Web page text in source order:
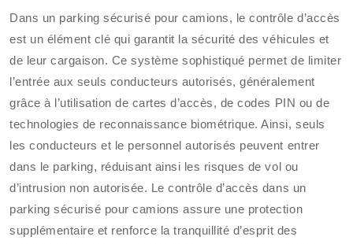
Dans un parking sécurisé pour camions, le contrôle d’accès
est un élément clé qui garantit la sécurité des véhicules et
de leur cargaison. Ce système sophistiqué permet de limiter
l’entrée aux seuls conducteurs autorisés, généralement
grâce à l’utilisation de cartes d’accès, de codes PIN ou de
technologies de reconnaissance biométrique. Ainsi, seuls
les conducteurs et le personnel autorisés peuvent entrer
dans le parking, réduisant ainsi les risques de vol ou
d’intrusion non autorisée. Le contrôle d’accès dans un
parking sécurisé pour camions assure une protection
supplémentaire et renforce la tranquillité d’esprit des